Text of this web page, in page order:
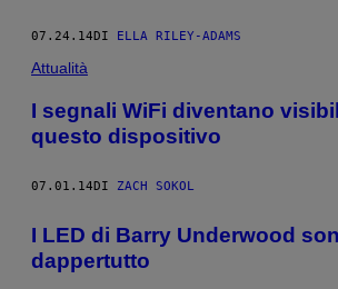
07.24.14 DI ELLA RILEY-ADAMS
Attualità
I segnali WiFi diventano
questo dispositivo
07.01.14DI ZACH SOKOL
I LED di Barry Underwood
dappertutto